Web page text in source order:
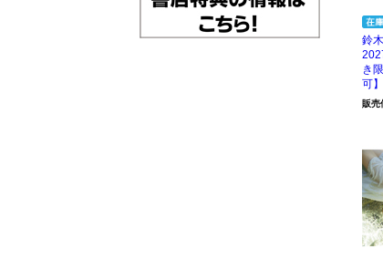
鈴
き
可】
販売